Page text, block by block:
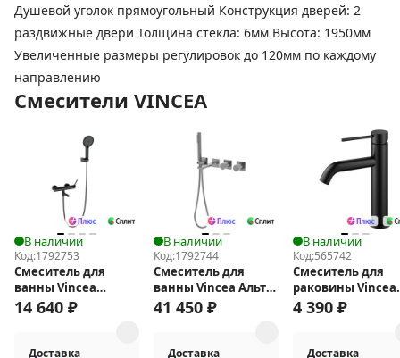
Душевой уголок прямоугольный Конструкция дверей: 2
раздвижные двери Толщина стекла: 6мм Высота: 1950мм
Увеличенные размеры регулировок до 120мм по каждому
направлению
Смесители VINCEA
В наличии
Код:1792753
Смеситель для
ванны Vincea
Феерие (Feerie)
14 640 ₽
Доставка
В наличии
Код:1792744
Смеситель для
ванны Vincea Альто
(Alto) VBTW-6AL1GM
41 450 ₽
Доставка
В наличии
Код:565742
Смеситель для
раковины Vincea
City VBF-2C1MB
4 390 ₽
Доставка